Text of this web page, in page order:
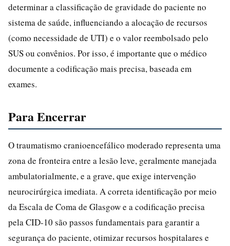
determinar a classificação de gravidade do paciente no
sistema de saúde, influenciando a alocação de recursos
(como necessidade de UTI) e o valor reembolsado pelo
SUS ou convênios. Por isso, é importante que o médico
documente a codificação mais precisa, baseada em
exames.
Para Encerrar
O traumatismo cranioencefálico moderado representa uma
zona de fronteira entre a lesão leve, geralmente manejada
ambulatorialmente, e a grave, que exige intervenção
neurocirúrgica imediata. A correta identificação por meio
da Escala de Coma de Glasgow e a codificação precisa
pela CID-10 são passos fundamentais para garantir a
segurança do paciente, otimizar recursos hospitalares e